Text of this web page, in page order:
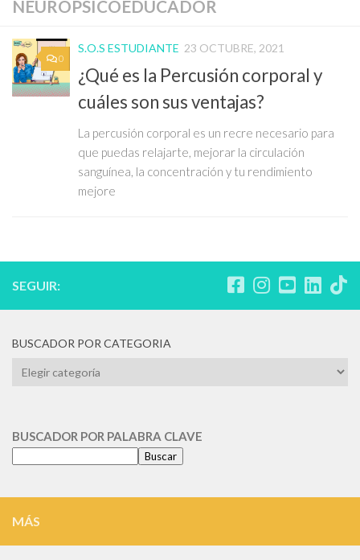
NEUROPSICOEDUCADOR
0
S.O.S ESTUDIANTE 23 OCTUBRE, 2021
¿Qué es la Percusión corporal y
cuáles son sus ventajas?
La percusión corporal es un recre necesario para
que puedas relajarte, mejorar la circulación
sanguínea, la concentración y tu rendimiento
mejore
SEGUIR:
BUSCADOR POR CATEGORIA
BUSCADOR
BUSCADOR POR PALABRA CLAVE
Buscar
MÁS